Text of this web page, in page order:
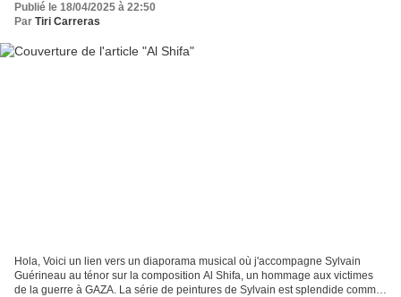
Publié le 18/04/2025 à 22:50
Par Tiri Carreras
Hola, Voici un lien vers un diaporama musical où j'accompagne Sylvain
Guérineau au ténor sur la composition Al Shifa, un hommage aux victimes
de la guerre à GAZA. La série de peintures de Sylvain est splendide comme